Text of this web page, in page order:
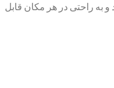
را تا ۸ ساعت برای کاربران فراهم می کند و به راحتی در هر مکان قابل